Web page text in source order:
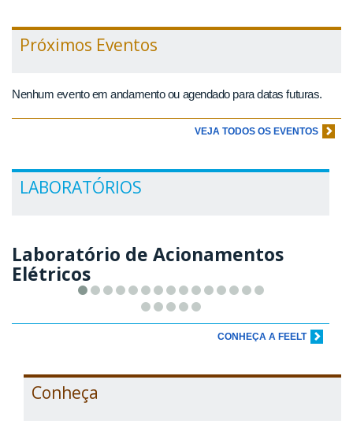
Próximos Eventos
Nenhum evento em andamento ou agendado para datas futuras.
VEJA TODOS OS EVENTOS
LABORATÓRIOS
Laboratório de Acionamentos
Elétricos
CONHEÇA A FEELT
Conheça